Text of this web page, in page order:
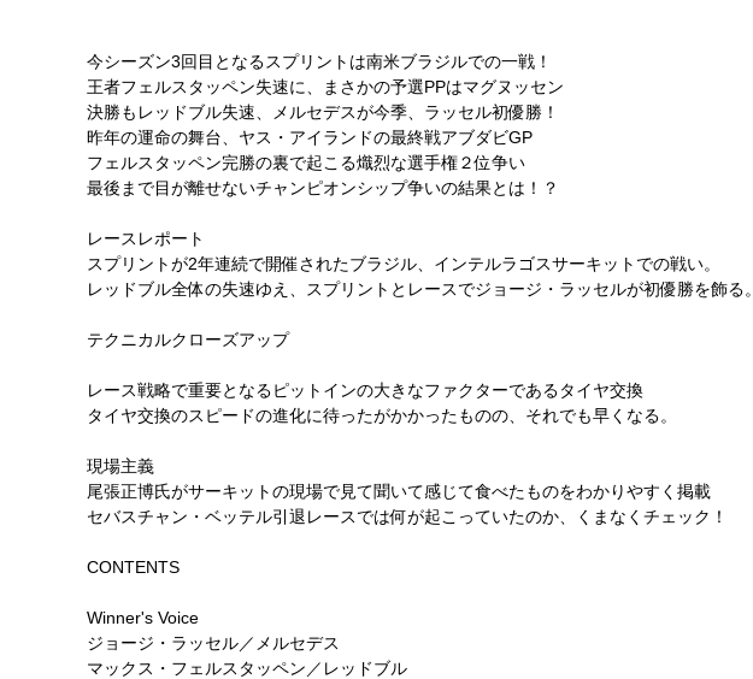
今シーズン3回目となるスプリントは南米ブラジルでの一戦！
王者フェルスタッペン失速に、まさかの予選PPはマグヌッセン
決勝もレッドブル失速、メルセデスが今季、ラッセル初優勝！
昨年の運命の舞台、ヤス・アイランドの最終戦アブダビGP
フェルスタッペン完勝の裏で起こる熾烈な選手権２位争い
最後まで目が離せないチャンピオンシップ争いの結果とは！？
レースレポート
スプリントが2年連続で開催されたブラジル、インテルラゴスサーキットでの戦い。
レッドブル全体の失速ゆえ、スプリントとレースでジョージ・ラッセルが初優勝を飾る。
テクニカルクローズアップ
レース戦略で重要となるピットインの大きなファクターであるタイヤ交換
タイヤ交換のスピードの進化に待ったがかかったものの、それでも早くなる。
現場主義
尾張正博氏がサーキットの現場で見て聞いて感じて食べたものをわかりやすく掲載
セバスチャン・ベッテル引退レースでは何が起こっていたのか、くまなくチェック！
CONTENTS
Winner's Voice
ジョージ・ラッセル／メルセデス
マックス・フェルスタッペン／レッドブル